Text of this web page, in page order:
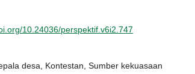
10.24036/perspektif.v6i2.747
desa, Kontestan, Sumber kekuasaan